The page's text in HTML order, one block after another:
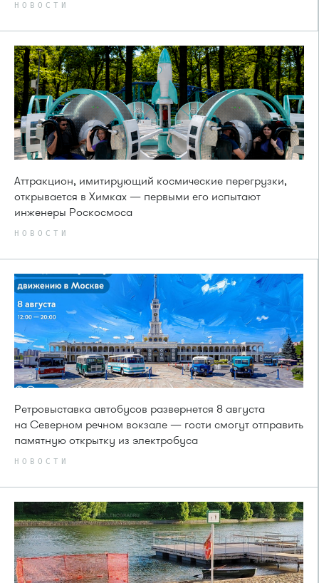
НОВОСТИ
Аттракцион, имитирующий космические перегрузки,
открывается в Химках — первыми его испытают
инженеры Роскосмоса
НОВОСТИ
Ретровыставка автобусов развернется 8 августа
на Северном речном вокзале — гости смогут отправить
памятную открытку из электробуса
НОВОСТИ